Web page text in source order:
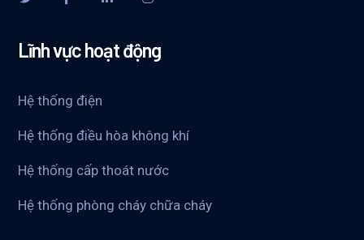
Lĩnh vực hoạt động
Hệ thống điện
Hệ thống điều hòa không khí
Hệ thống cấp thoát nước
Hệ thống phòng cháy chữa cháy